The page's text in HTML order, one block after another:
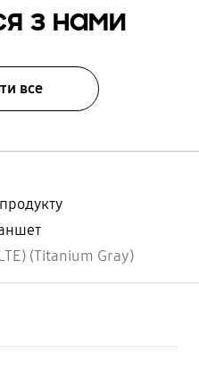
з нами
все
(Titanium Gray)